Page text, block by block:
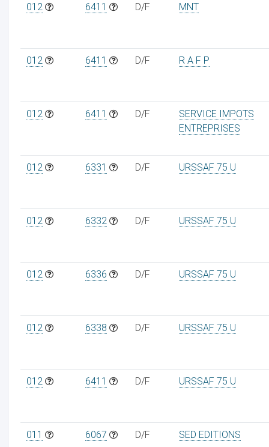
012 6411 D/F MNT
012 6411 D/F R A F P
012 6411 D/F
SERVICE IMPOTS
ENTREPRISES
012 6331 D/F URSSAF 75 U
012 6332 D/F URSSAF 75 U
012 6336 D/F URSSAF 75 U
012 6338 D/F URSSAF 75 U
012 6411 D/F URSSAF 75 U
011 6067 D/F SED EDITIONS